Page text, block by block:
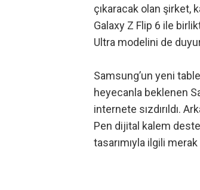
çıkaracak olan şirket,
Galaxy Z Flip 6 ile
Ultra modelini de
Samsung’un yeni
heyecanla beklenen
internete sızdırıldı.
Pen dijital kalem
tasarımıyla ilgili